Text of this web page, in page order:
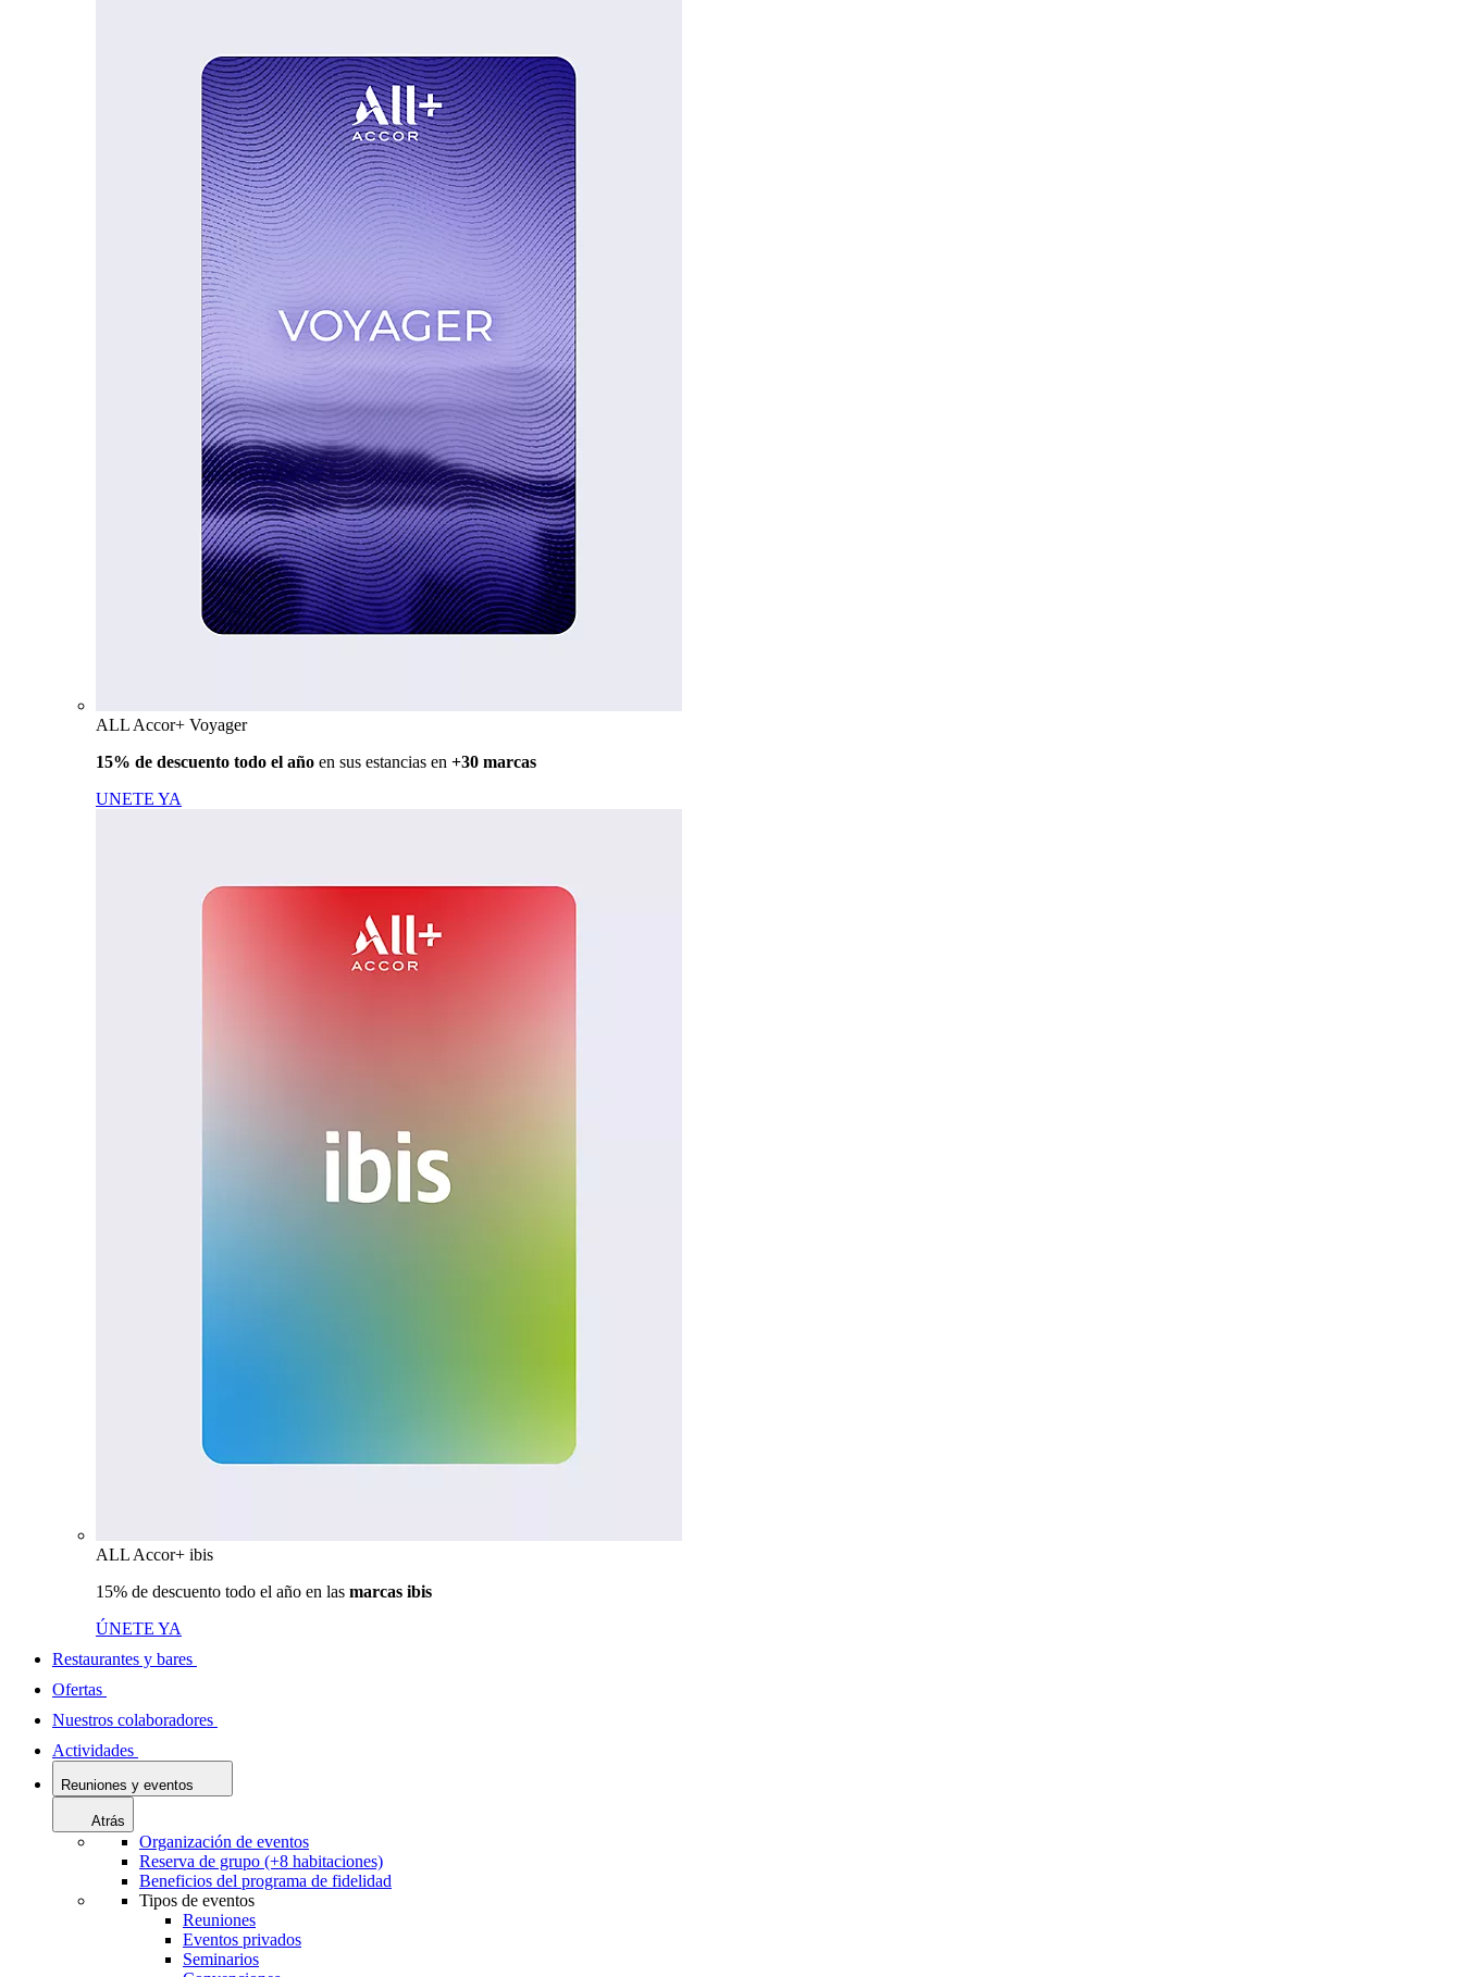
ALL Accor+ Voyager
15% de descuento todo el año en sus estancias en +30 marcas
UNETE YA
ALL Accor+ ibis
15% de descuento todo el año en las marcas ibis
ÚNETE YA
Restaurantes y bares
Ofertas
Nuestros colaboradores
Actividades
Reuniones y eventos
Atrás
Organización de eventos
Reserva de grupo (+8 habitaciones)
Beneficios del programa de fidelidad
Tipos de eventos
Reuniones
Eventos privados
Seminarios